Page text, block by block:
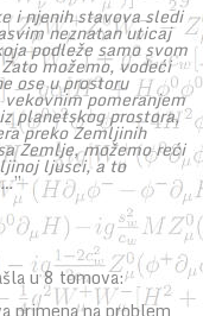
i njenih stavova sledi
neznatan uticaj
podleže samo svom
možemo, vodeći
ose u prostoru
pomeranjem
planetskog prostora,
preko Zemljinih
Zemlje, možemo reći
ljusci, a to
”
u 8 tomova: